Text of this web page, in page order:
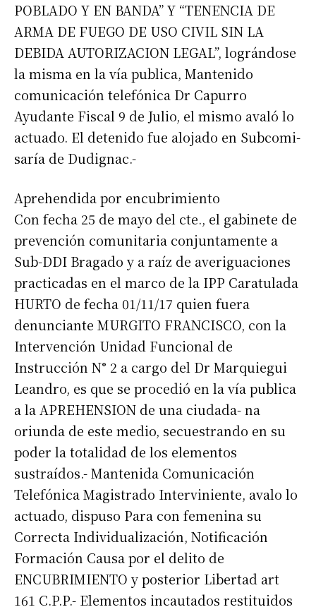
POBLADO Y EN BANDA” Y “TENENCIA DE
ARMA DE FUEGO DE USO CIVIL SIN LA
DEBIDA AUTORIZACION LEGAL”, lográndose
la misma en la vía publica, Mantenido
comunicación telefónica Dr Capurro
Ayudante Fiscal 9 de Julio, el mismo avaló lo
actuado. El detenido fue alojado en Subcomi-
saría de Dudignac.-
Aprehendida por encubrimiento
Con fecha 25 de mayo del cte., el gabinete de
prevención comunitaria conjuntamente a
Sub-DDI Bragado y a raíz de averiguaciones
practicadas en el marco de la IPP Caratulada
HURTO de fecha 01/11/17 quien fuera
denunciante MURGITO FRANCISCO, con la
Intervención Unidad Funcional de
Instrucción N° 2 a cargo del Dr Marquiegui
Leandro, es que se procedió en la vía publica
a la APREHENSION de una ciudada- na
oriunda de este medio, secuestrando en su
poder la totalidad de los elementos
sustraídos.- Mantenida Comunicación
Telefónica Magistrado Interviniente, avalo lo
actuado, dispuso Para con femenina su
Correcta Individualización, Notificación
Formación Causa por el delito de
ENCUBRIMIENTO y posterior Libertad art
161 C.P.P.- Elementos incautados restituidos